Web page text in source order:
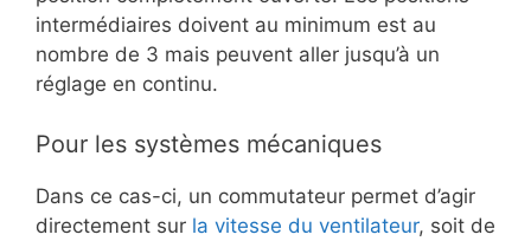
intermédiaires doivent au minimum est au
nombre de 3 mais peuvent aller jusqu’à un
réglage en continu.
Pour les systèmes mécaniques
Dans ce cas-ci, un commutateur permet d’agir
directement sur la vitesse du ventilateur, soit de